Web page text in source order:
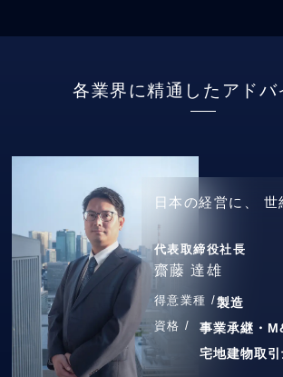
各業界に精通したアドバ
日本の経営に、 世
代表取締役社長
齋藤 達雄
得意業種 /製造
資格 /
事業承継・
宅地建物取引